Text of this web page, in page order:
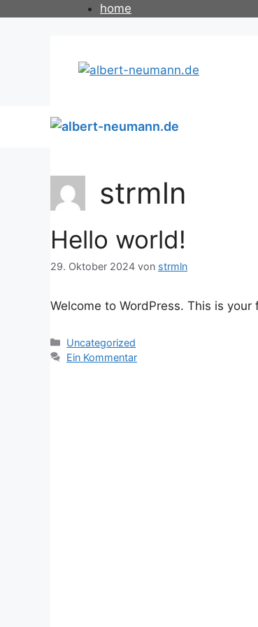
home
strmln
Hello world!
29. Oktober 2024 von strmln
Welcome to WordPress. This is
Kategorien
Uncategorized
Ein Kommentar